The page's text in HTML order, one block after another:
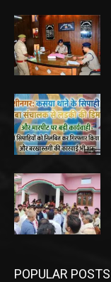
POPULAR POSTS